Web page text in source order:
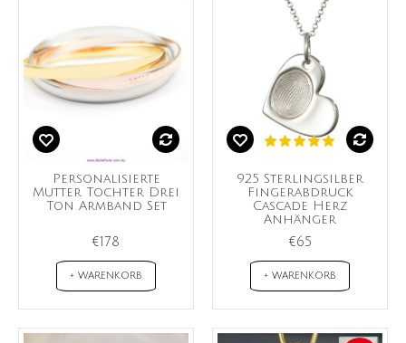
Personalisierte
Mutter Tochter Drei
Ton Armband Set
€178
+ WARENKORB
925 Sterlingsilber
Fingerabdruck
Cascade Herz
Anhänger
€65
+ WARENKORB